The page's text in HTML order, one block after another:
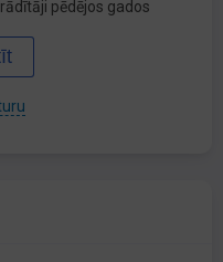
pēdējos gados